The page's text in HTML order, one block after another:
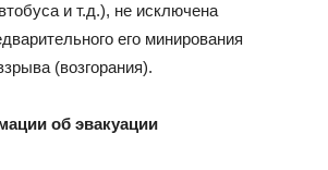
и т.д.), не исключена
его минирования
(возгорания).
об эвакуации